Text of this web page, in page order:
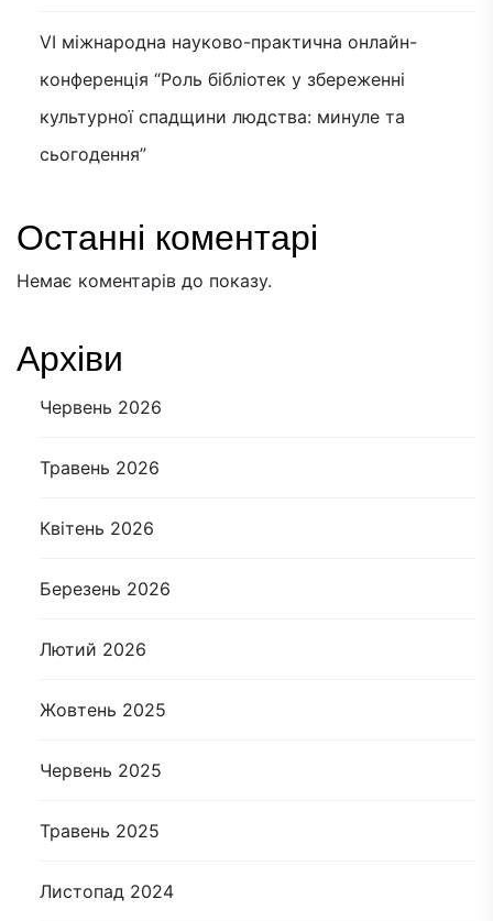
VI міжнародна науково-практична онлайн-
конференція “Роль бібліотек у збереженні
культурної спадщини людства: минуле та
сьогодення”
Останні коментарі
Немає коментарів до показу.
Архіви
Червень 2026
Травень 2026
Квітень 2026
Березень 2026
Лютий 2026
Жовтень 2025
Червень 2025
Травень 2025
Листопад 2024